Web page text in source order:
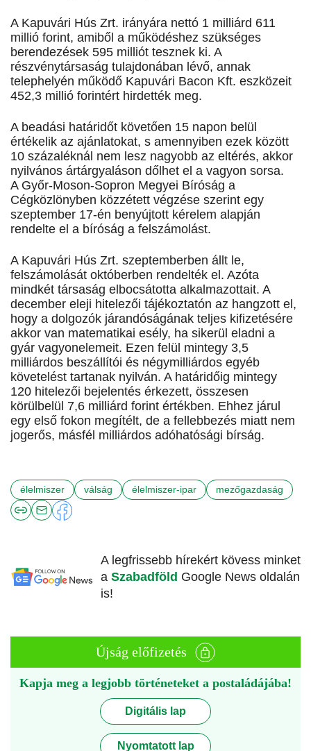
A Kapuvári Hús Zrt. irányára nettó 1 milliárd 611
millió forint, amiből a működéshez szükséges
berendezések 595 milliót tesznek ki. A
részvénytársaság tulajdonában lévő, annak
telephelyén működő Kapuvári Bacon Kft. eszközeit
452,3 millió forintért hirdették meg.
A beadási határidőt követően 15 napon belül
értékelik az ajánlatokat, s amennyiben ezek között
10 százaléknál nem lesz nagyobb az eltérés, akkor
nyilvános ártárgyaláson dőlhet el a vagyon sorsa.
A Győr-Moson-Sopron Megyei Bíróság a
Cégközlönyben közzétett végzése szerint egy
szeptember 17-én benyújtott kérelem alapján
rendelte el a bíróság a felszámolást.
A Kapuvári Hús Zrt. szeptemberben állt le,
felszámolását októberben rendelték el. Azóta
mindkét társaság elbocsátotta alkalmazottait. A
december eleji hitelezői tájékoztatón az hangzott el,
hogy a dolgozók járandóságának teljes kifizetésére
akkor van matematikai esély, ha sikerül eladni a
gyár vagyonelemeit. Ezen felül mintegy 3,5
milliárdos beszállítói és négymilliárdos egyéb
követelést tartanak nyilván. A határidőig mintegy
120 hitelezői bejelentés érkezett, összesen
körülbelül 7,6 milliárd forint értékben. Ehhez járul
egy első fokon megítélt, de a fellebbezés miatt nem
jogerős, másfél milliárdos adóhatósági bírság.
élelmiszer válság élelmiszer-ipar mezőgazdaság
A legfrissebb hírekért kövess minket
a Szabadföld Google News oldalán
is!
Újság előfizetés
Kapja meg a legjobb történeteket a postaládájába!
Digitális lap
Nyomtatott lap